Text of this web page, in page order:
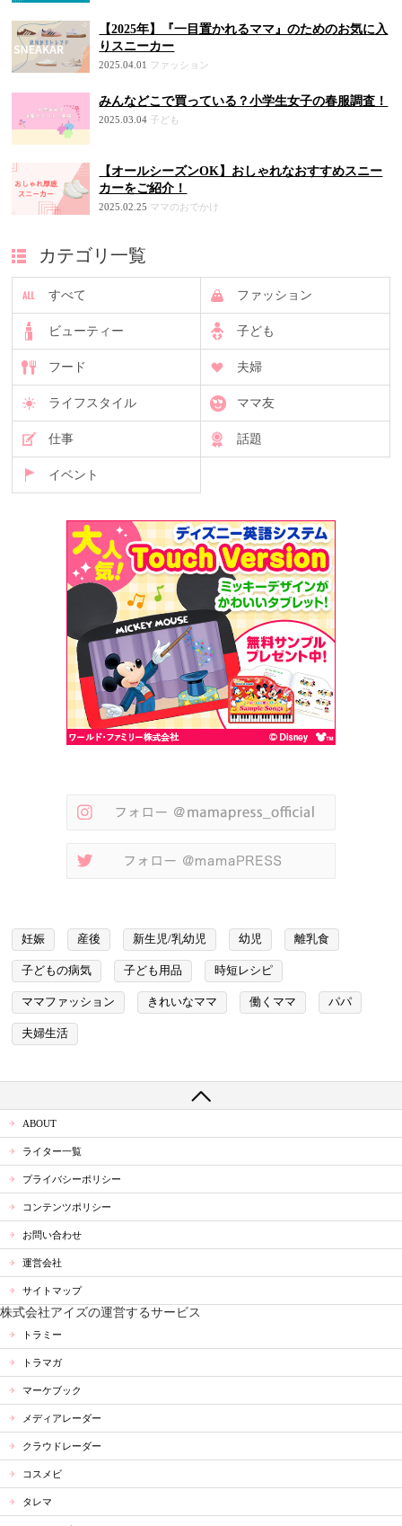
【2025年】『一目置かれるママ』のためのお気に入
りスニーカー
2025.04.01 ファッション
みんなどこで買っている？小学生女子の春服調査！
2025.03.04 子ども
【オールシーズンOK】おしゃれなおすすめスニー
カーをご紹介！
2025.02.25 ママのおでかけ
カテゴリ一覧
すべて ファッション
ビューティー 子ども
フード 夫婦
ライフスタイル ママ友
仕事 話題
イベント
妊娠 産後 新生児/乳幼児 幼児 離乳食
子どもの病気 子ども用品 時短レシピ
ママファッション きれいなママ 働くママ パパ
夫婦生活
ABOUT
ライター一覧
プライバシーポリシー
コンテンツポリシー
お問い合わせ
運営会社
サイトマップ
株式会社アイズの運営するサービス
トラミー
トラマガ
マーケブック
メディアレーダー
クラウドレーダー
コスメビ
タレマ